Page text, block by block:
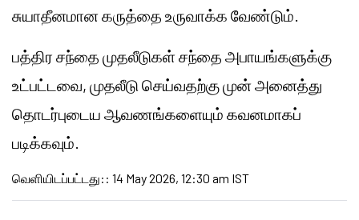
சுயாதீனமான கருத்தை உருவாக்க வேண்டும்.
பத்திர சந்தை முதலீடுகள் சந்தை அபாயங்களுக்கு
உட்பட்டவை, முதலீடு செய்வதற்கு முன் அனைத்து
தொடர்புடைய ஆவணங்களையும் கவனமாகப்
படிக்கவும்.
வெளியிடப்பட்டது: : 14 May 2026, 12:30 am IST